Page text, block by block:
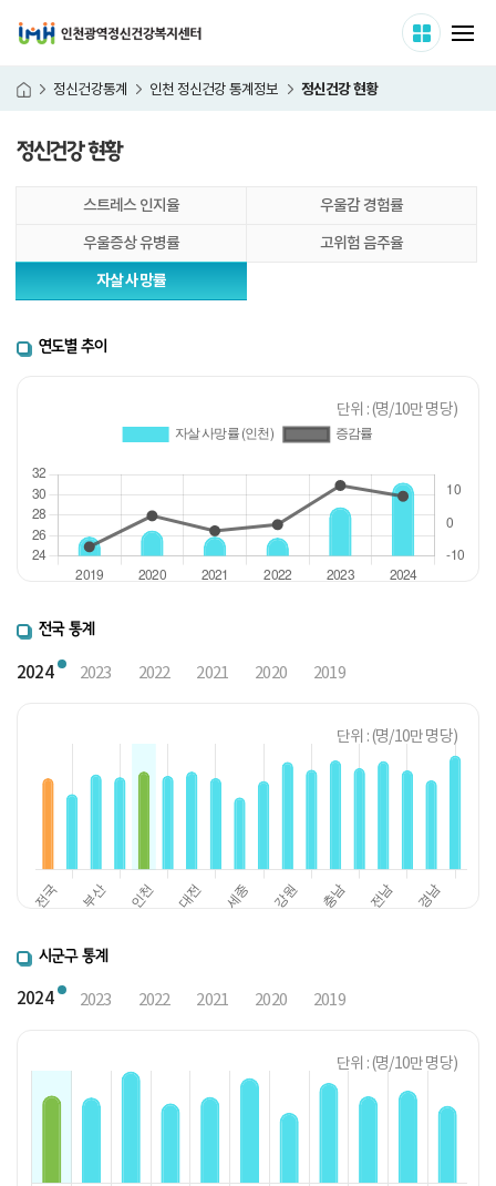
사이트
홈 정신건강통계 인천 정신건강 통계정보 정신건강 현황
정신건강 현황
작
스트레스 인지율
우울감 경험률
우울증상 유병률
고위험 음주율
자살 사망률
연도별 추이
단위 : (명/10만 명당)
전국 통계
2024 2023 2022 2021 2020 2019
단위 : (명/10만 명당)
시군구 통계
2024 2023 2022 2021 2020 2019
단위 : (명/10만 명당)